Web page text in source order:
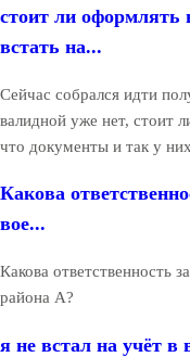
стоит ли оформлять
встать на...
Сейчас собрался идти
валидной уже нет, стоит
что документы и так у
Какова
вое...
Какова ответственность
района А?
я не встал на учёт в